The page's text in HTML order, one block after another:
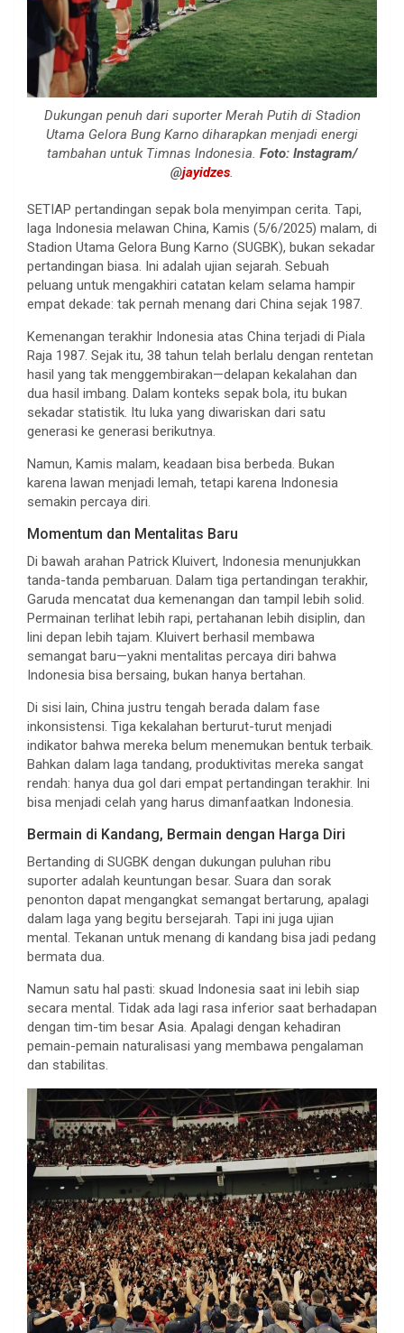
Dukungan penuh dari suporter Merah Putih di Stadion
Utama Gelora Bung Karno diharapkan menjadi energi
tambahan untuk Timnas Indonesia. Foto: Instagram/
@jayidzes
SETIAP pertandingan sepak bola menyimpan cerita. Tapi,
laga Indonesia melawan China, Kamis (5/6/2025) malam, di
Stadion Utama Gelora Bung Karno (SUGBK), bukan sekadar
pertandingan biasa. Ini adalah ujian sejarah. Sebuah
peluang untuk mengakhiri catatan kelam selama hampir
empat dekade: tak pernah menang dari China sejak 1987.
Kemenangan terakhir Indonesia atas China terjadi di Piala
Raja 1987. Sejak itu, 38 tahun telah berlalu dengan rentetan
hasil yang tak menggembirakan—delapan kekalahan dan
dua hasil imbang. Dalam konteks sepak bola, itu bukan
sekadar statistik. Itu luka yang diwariskan dari satu
generasi ke generasi berikutnya.
Namun, Kamis malam, keadaan bisa berbeda. Bukan
karena lawan menjadi lemah, tetapi karena Indonesia
semakin percaya diri.
Momentum dan Mentalitas Baru
Di bawah arahan Patrick Kluivert, Indonesia menunjukkan
tanda-tanda pembaruan. Dalam tiga pertandingan terakhir,
Garuda mencatat dua kemenangan dan tampil lebih solid.
Permainan terlihat lebih rapi, pertahanan lebih disiplin, dan
lini depan lebih tajam. Kluivert berhasil membawa
semangat baru—yakni mentalitas percaya diri bahwa
Indonesia bisa bersaing, bukan hanya bertahan.
Di sisi lain, China justru tengah berada dalam fase
inkonsistensi. Tiga kekalahan berturut-turut menjadi
indikator bahwa mereka belum menemukan bentuk terbaik.
Bahkan dalam laga tandang, produktivitas mereka sangat
rendah: hanya dua gol dari empat pertandingan terakhir. Ini
bisa menjadi celah yang harus dimanfaatkan Indonesia.
Bermain di Kandang, Bermain dengan Harga Diri
Bertanding di SUGBK dengan dukungan puluhan ribu
suporter adalah keuntungan besar. Suara dan sorak
penonton dapat mengangkat semangat bertarung, apalagi
dalam laga yang begitu bersejarah. Tapi ini juga ujian
mental. Tekanan untuk menang di kandang bisa jadi pedang
bermata dua.
Namun satu hal pasti: skuad Indonesia saat ini lebih siap
secara mental. Tidak ada lagi rasa inferior saat berhadapan
dengan tim-tim besar Asia. Apalagi dengan kehadiran
pemain-pemain naturalisasi yang membawa pengalaman
dan stabilitas.